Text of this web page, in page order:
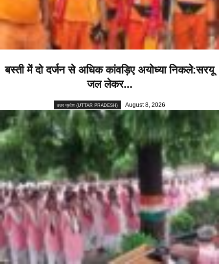
बस्ती में दो दर्जन से अधिक कांवड़िए अयोध्या निकले:सरयू
जल लेकर...
उत्तर प्रदेश (UTTAR PRADESH) August 8, 2026